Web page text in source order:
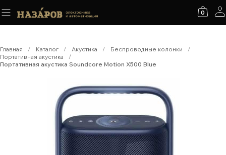
0
Главная / Каталог / Акустика / Беспроводные колонки
/
Портативная акустика
/
Портативная акустика Soundcore Motion X500 Blue